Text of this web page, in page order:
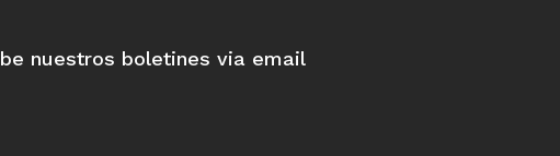
nuestros boletines via email